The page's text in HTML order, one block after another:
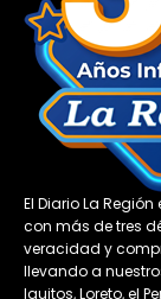
El Diario La
con más de tres
veracidad y
llevando a
Iquitos, Loreto, el